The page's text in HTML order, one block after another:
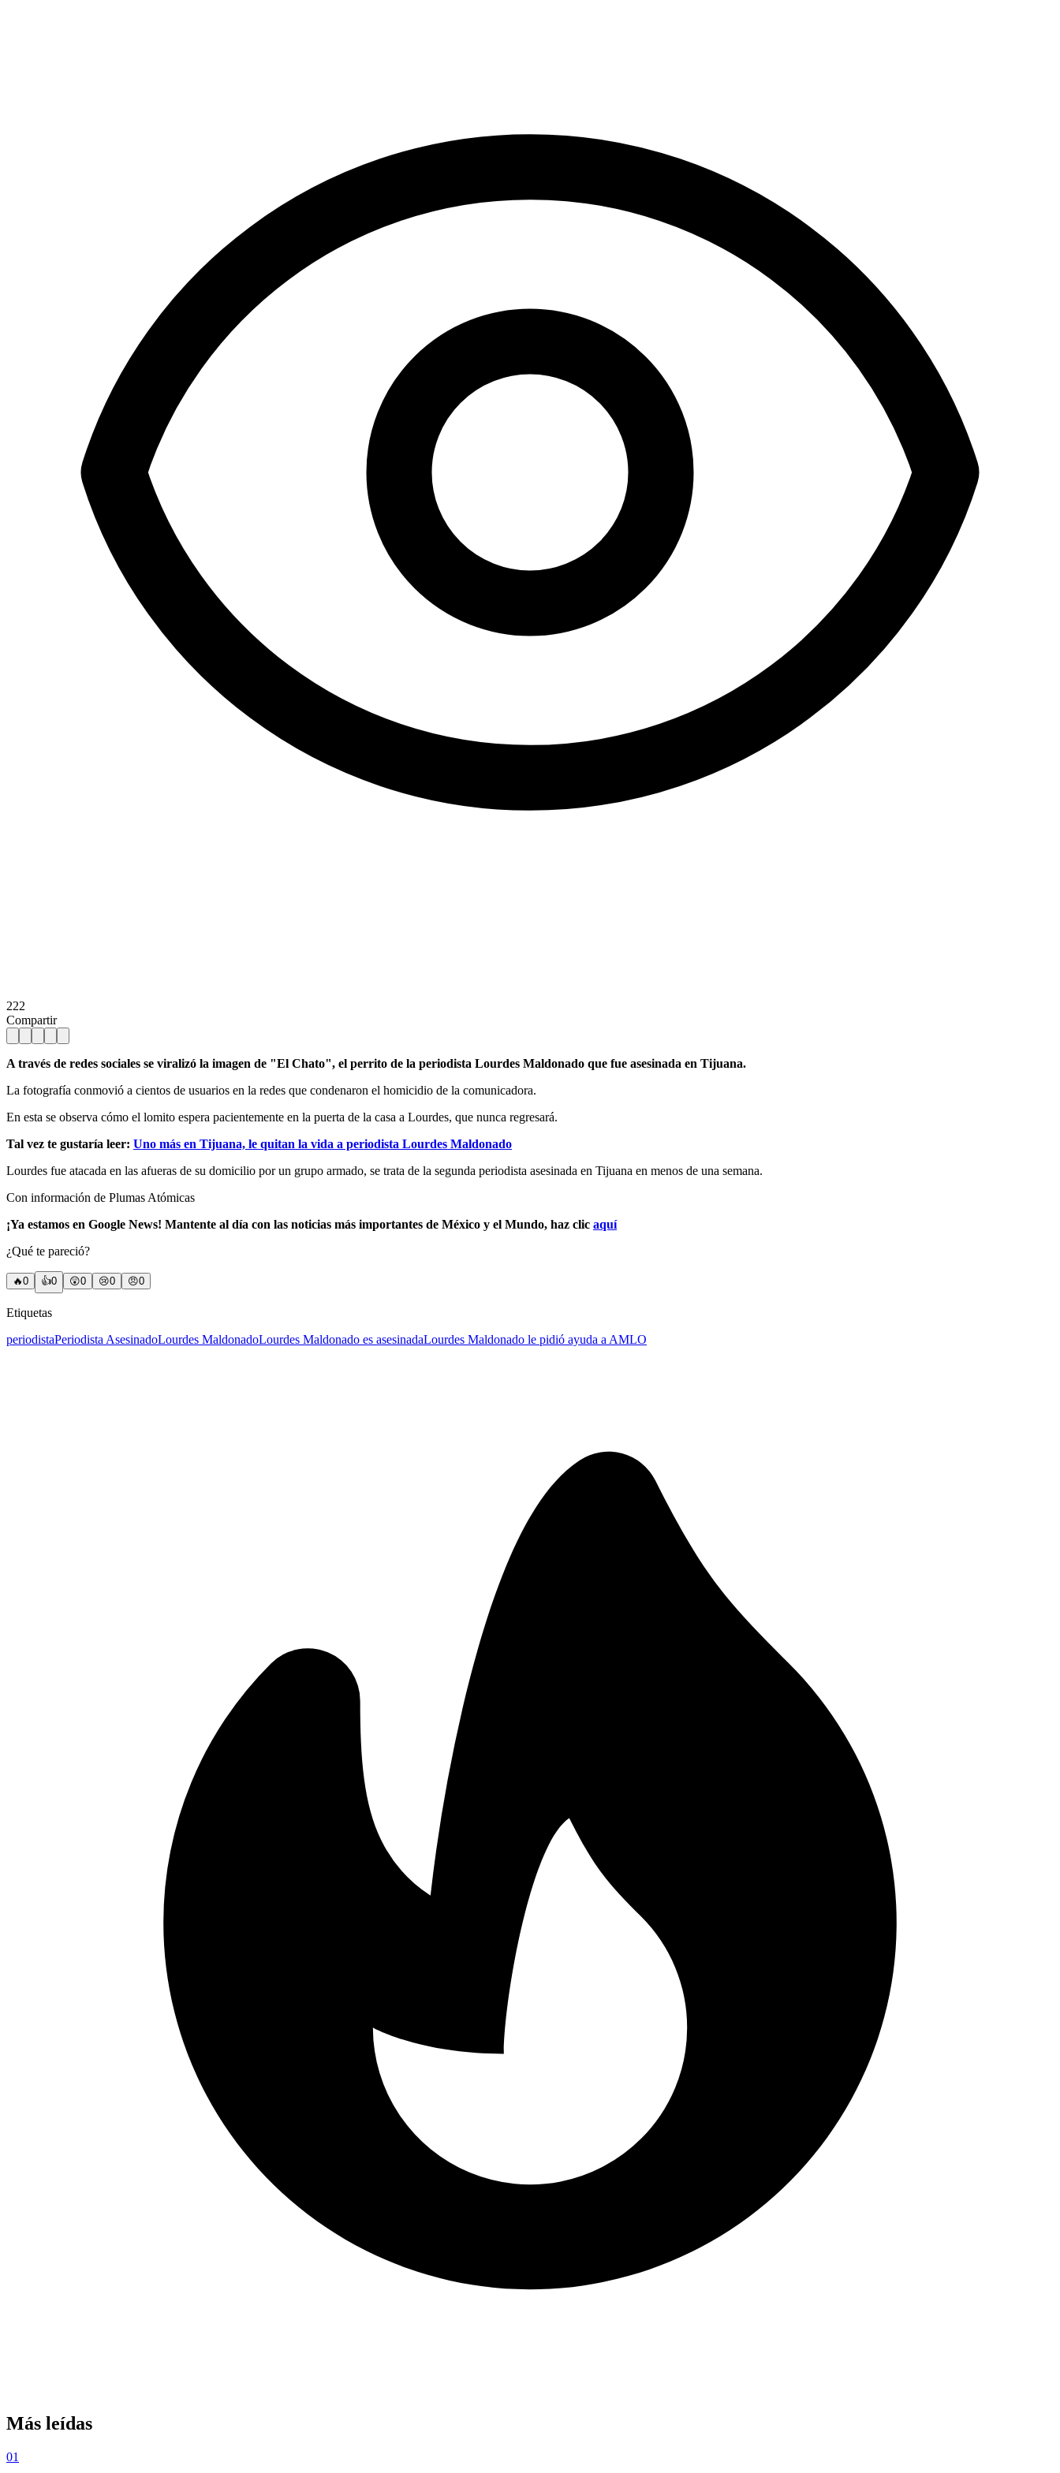
222
Compartir
A través de redes sociales se viralizó la imagen de "El Chato", el perrito de la periodista Lourdes Maldonado que fue asesinada en Tijuana.
La fotografía conmovió a cientos de usuarios en la redes que condenaron el homicidio de la comunicadora.
En esta se observa cómo el lomito espera pacientemente en la puerta de la casa a Lourdes, que nunca regresará.
Tal vez te gustaría leer: Uno más en Tijuana, le quitan la vida a periodista Lourdes Maldonado
Lourdes fue atacada en las afueras de su domicilio por un grupo armado, se trata de la segunda periodista asesinada en Tijuana en menos de una semana.
Con información de Plumas Atómicas
¡Ya estamos en Google News! Mantente al día con las noticias más importantes de México y el Mundo, haz clic aquí
¿Qué te pareció?
🔥0 👍0 😲0 😢0 😠0
Etiquetas
periodistaPeriodista AsesinadoLourdes MaldonadoLourdes Maldonado es asesinadaLourdes Maldonado le pidió ayuda a AMLO
Más leídas
01